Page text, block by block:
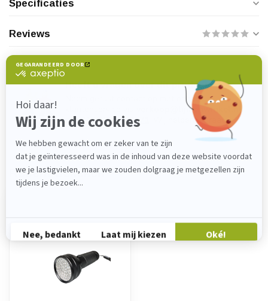
Specificaties
Reviews
Heeft u vragen over dit product?
Neem gerust contact op met onze
verkoop@lijmenwinkel.nl
of+31 (0)85 4011571 . Wij helpen u graag!
Recent bekeken